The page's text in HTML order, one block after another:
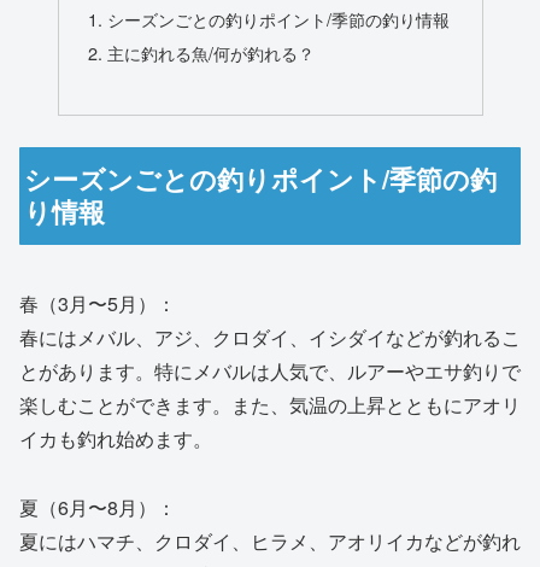
シーズンごとの釣りポイント/季節の釣り情報
主に釣れる魚/何が釣れる？
シーズンごとの釣りポイント/季節の釣
り情報
春（3月〜5月）：
春にはメバル、アジ、クロダイ、イシダイなどが釣れるこ
とがあります。特にメバルは人気で、ルアーやエサ釣りで
楽しむことができます。また、気温の上昇とともにアオリ
イカも釣れ始めます。
夏（6月〜8月）：
夏にはハマチ、クロダイ、ヒラメ、アオリイカなどが釣れ